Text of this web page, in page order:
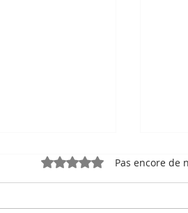
Noté 0 étoile sur 5.
Pas encore de